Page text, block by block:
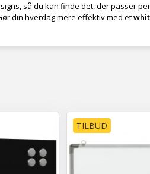
så du kan finde det, der passer
din hverdag mere effektiv med et
TILBUD